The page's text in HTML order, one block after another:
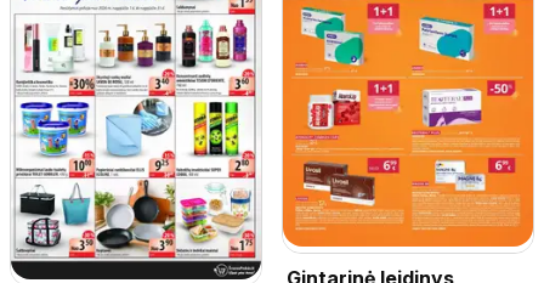
Gintarinė leidinys